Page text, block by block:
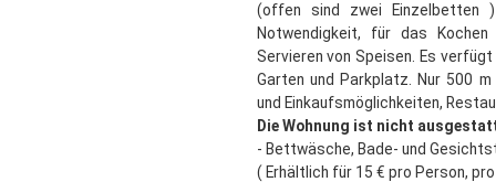
(offen sind zwei Einzelbetten
Notwendigkeit, für das
Servieren von Speisen. Es
Garten und Parkplatz. Nur 500
und Einkaufsmöglichkeiten,
Die Wohnung ist nicht
- Bettwäsche, Bade- und
( Erhältlich für 15 € pro Person,